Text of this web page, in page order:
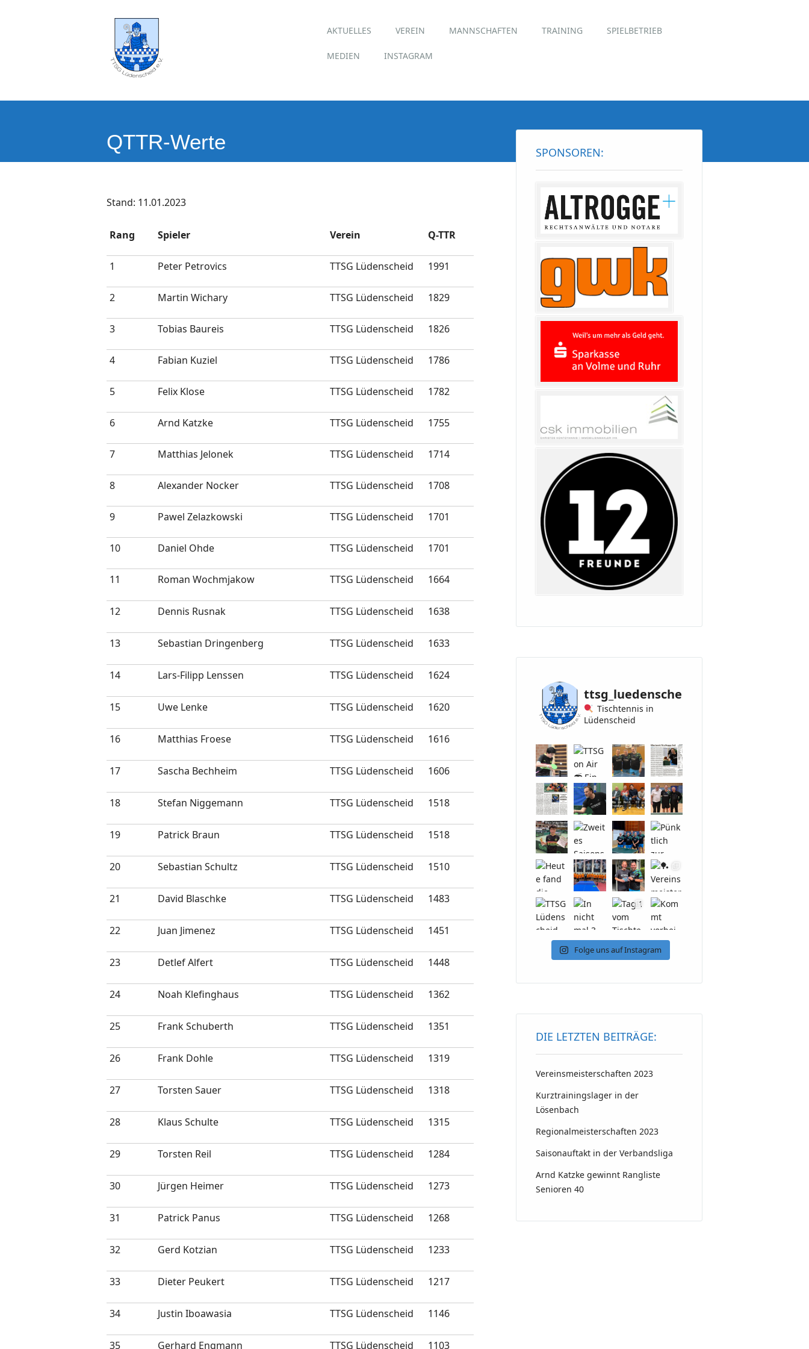
Hauptmenü
Zum
springen
AKTUELLES VEREIN MANNSCHAFTEN TRAINING SPIELBETRIEB
MEDIEN INSTAGRAM
QTTR-Werte
Stand: 11.01.2023
Rang Spieler Verein Q-TTR
1 Peter Petrovics TTSG Lüdenscheid 1991
2 Martin Wichary TTSG Lüdenscheid 1829
3 Tobias Baureis TTSG Lüdenscheid 1826
4 Fabian Kuziel TTSG Lüdenscheid 1786
5 Felix Klose TTSG Lüdenscheid 1782
6 Arnd Katzke TTSG Lüdenscheid 1755
7 Matthias Jelonek TTSG Lüdenscheid 1714
8 Alexander Nocker TTSG Lüdenscheid 1708
9 Pawel Zelazkowski TTSG Lüdenscheid 1701
10 Daniel Ohde TTSG Lüdenscheid 1701
11 Roman Wochmjakow TTSG Lüdenscheid 1664
12 Dennis Rusnak TTSG Lüdenscheid 1638
13 Sebastian Dringenberg TTSG Lüdenscheid 1633
14 Lars-Filipp Lenssen TTSG Lüdenscheid 1624
15 Uwe Lenke TTSG Lüdenscheid 1620
16 Matthias Froese TTSG Lüdenscheid 1616
17 Sascha Bechheim TTSG Lüdenscheid 1606
18 Stefan Niggemann TTSG Lüdenscheid 1518
19 Patrick Braun TTSG Lüdenscheid 1518
20 Sebastian Schultz TTSG Lüdenscheid 1510
21 David Blaschke TTSG Lüdenscheid 1483
22 Juan Jimenez TTSG Lüdenscheid 1451
23 Detlef Alfert TTSG Lüdenscheid 1448
24 Noah Klefinghaus TTSG Lüdenscheid 1362
25 Frank Schuberth TTSG Lüdenscheid 1351
26 Frank Dohle TTSG Lüdenscheid 1319
27 Torsten Sauer TTSG Lüdenscheid 1318
28 Klaus Schulte TTSG Lüdenscheid 1315
29 Torsten Reil TTSG Lüdenscheid 1284
30 Jürgen Heimer TTSG Lüdenscheid 1273
31 Patrick Panus TTSG Lüdenscheid 1268
32 Gerd Kotzian TTSG Lüdenscheid 1233
33 Dieter Peukert TTSG Lüdenscheid 1217
34 Justin Iboawasia TTSG Lüdenscheid 1146
35 Gerhard Engmann TTSG Lüdenscheid 1103
SPONSOREN:
ttsg_luedenscheid
Tischtennis in
Lüdenscheid
Folge uns auf Instagram
DIE LETZTEN BEITRÄGE:
Vereinsmeisterschaften 2023
Kurztrainingslager in der
Lösenbach
Regionalmeisterschaften 2023
Saisonauftakt in der Verbandsliga
Arnd Katzke gewinnt Rangliste
Senioren 40